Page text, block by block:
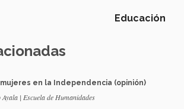
Educación
mujeres en la Independencia (opinión)
Ayala | Escuela de Humanidades